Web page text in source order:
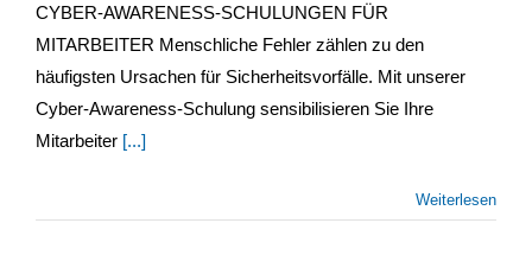
CYBER-AWARENESS-SCHULUNGEN FÜR
MITARBEITER Menschliche Fehler zählen zu den
häufigsten Ursachen für Sicherheitsvorfälle. Mit unserer
Cyber-Awareness-Schulung sensibilisieren Sie Ihre
Mitarbeiter [...]
Weiterlesen